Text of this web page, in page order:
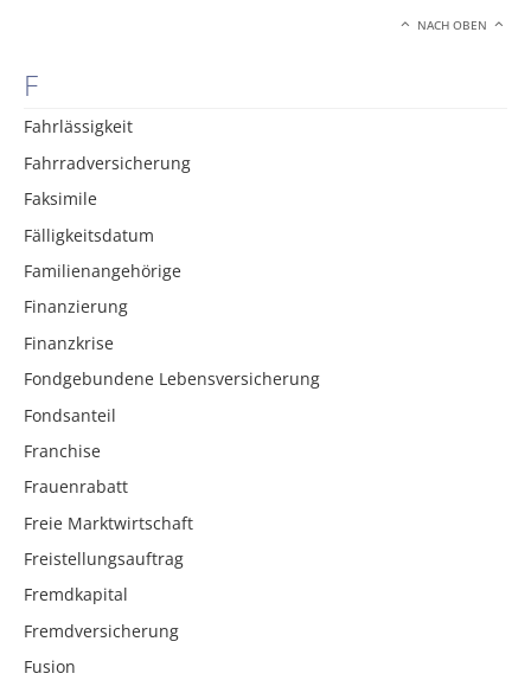
NACH OBEN
F
Fahrlässigkeit
Fahrradversicherung
Faksimile
Fälligkeitsdatum
Familienangehörige
Finanzierung
Finanzkrise
Fondgebundene Lebensversicherung
Fondsanteil
Franchise
Frauenrabatt
Freie Marktwirtschaft
Freistellungsauftrag
Fremdkapital
Fremdversicherung
Fusion